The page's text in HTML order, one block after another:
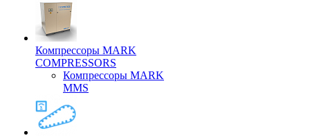
Компрессоры MARK
COMPRESSORS
Компрессоры MARK
MMS